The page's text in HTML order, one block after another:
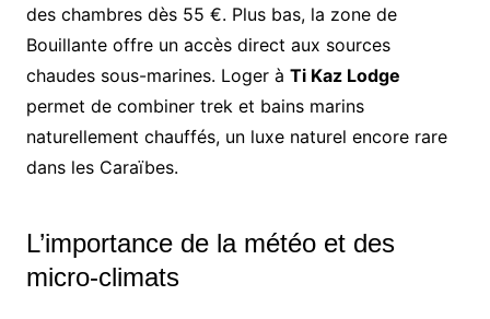
des chambres dès 55 €. Plus bas, la zone de
Bouillante offre un accès direct aux sources
chaudes sous-marines. Loger à Ti Kaz Lodge
permet de combiner trek et bains marins
naturellement chauffés, un luxe naturel encore rare
dans les Caraïbes.
L’importance de la météo et des
micro-climats